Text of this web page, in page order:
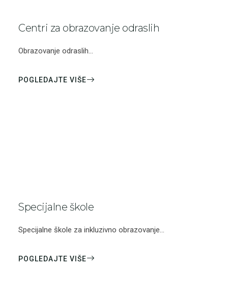
Centri za obrazovanje odraslih
Obrazovanje odraslih...
POGLEDAJTE VIŠE
Specijalne škole
Specijalne škole za inkluzivno obrazovanje...
POGLEDAJTE VIŠE